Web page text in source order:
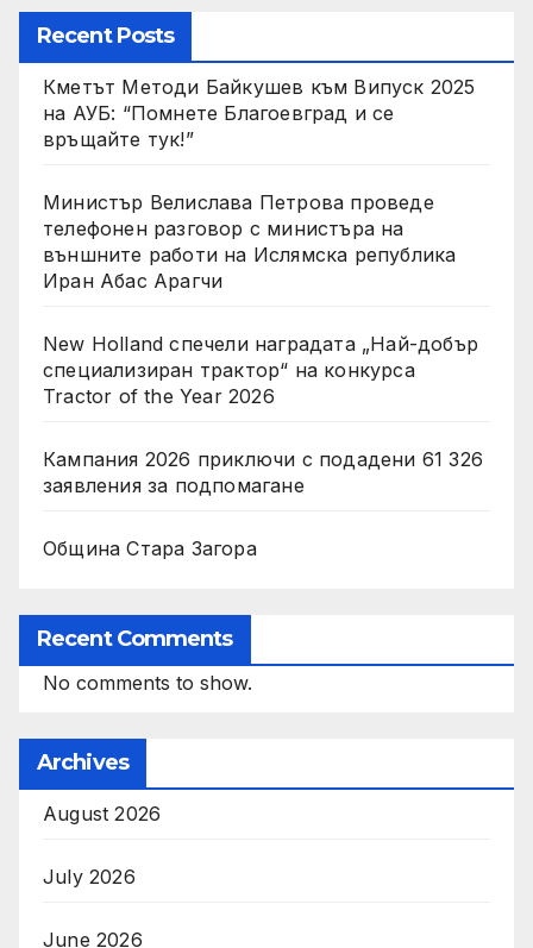
Recent Posts
Кметът Методи Байкушев към Випуск 2025
на АУБ: “Помнете Благоевград и се
връщайте тук!”
Министър Велислава Петрова проведе
телефонен разговор с министъра на
външните работи на Ислямска република
Иран Абас Арагчи
New Holland спечели наградата „Най-добър
специализиран трактор“ на конкурса
Tractor of the Year 2026
Кампания 2026 приключи с подадени 61 326
заявления за подпомагане
Община Стара Загора
Recent Comments
No comments to show.
Archives
August 2026
July 2026
June 2026